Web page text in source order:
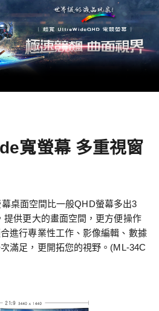
寬螢幕 多重視窗
桌面空間比一般QHD螢幕多出3
提供更大的畫面空間，更方便操作
進行專業性工作、影像編輯、數據
滿足，更開拓您的視野。(ML-34C